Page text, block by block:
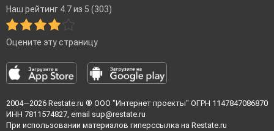
Наш рейтинг 4.7 из 5 (303)
Оцените эту страницу
2004—2026 Restate.ru ® ООО "Интернет проекты" ОГРН 1147847086870
ИНН 7811574827, email sup@restate.ru
При использовании материалов гиперссылка на Restate.ru